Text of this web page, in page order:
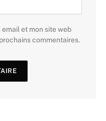
et mon site web
commentaires.